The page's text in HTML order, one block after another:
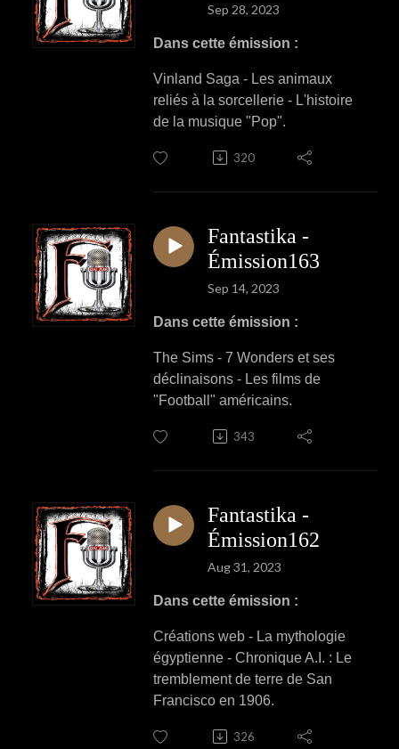
Sep 28, 2023
Dans cette émission :
Vinland Saga - Les animaux
reliés à la sorcellerie - L'histoire
de la musique "Pop".
320
Fantastika -
Émission163
Sep 14, 2023
Dans cette émission :
The Sims - 7 Wonders et ses
déclinaisons - Les films de
"Football" américains.
343
Fantastika -
Émission162
Aug 31, 2023
Dans cette émission :
Créations web - La mythologie
égyptienne - Chronique A.I. : Le
tremblement de terre de San
Francisco en 1906.
326